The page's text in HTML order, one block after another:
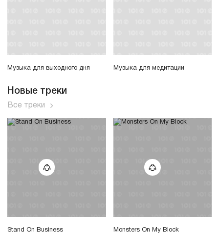
Музыка для выходного дня Музыка для медитации
Новые треки
Все треки
Stand On Business
Monsters On My Block